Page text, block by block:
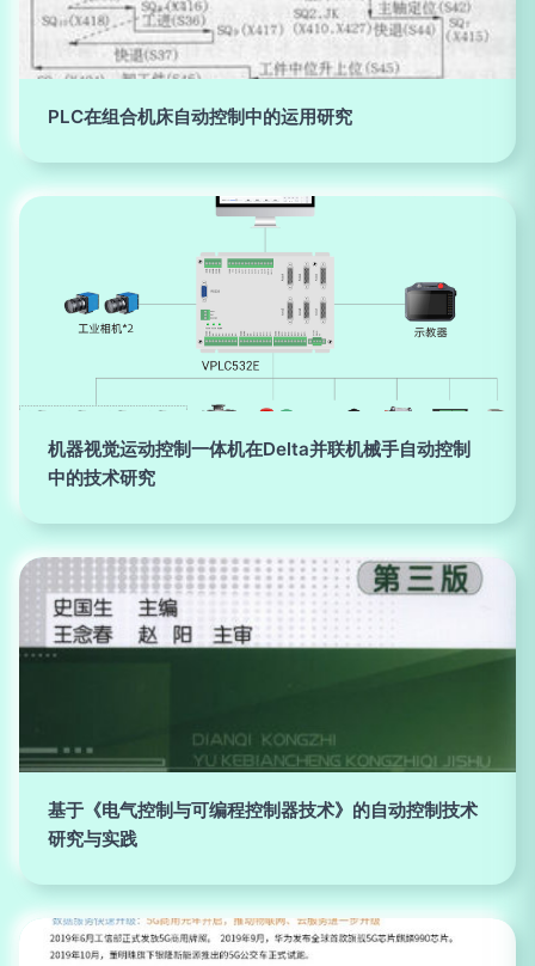
PLC在组合机床自动控制中的运用研究
机器视觉运动控制一体机在Delta并联机械手自动控制
中的技术研究
基于《电气控制与可编程控制器技术》的自动控制技术
研究与实践